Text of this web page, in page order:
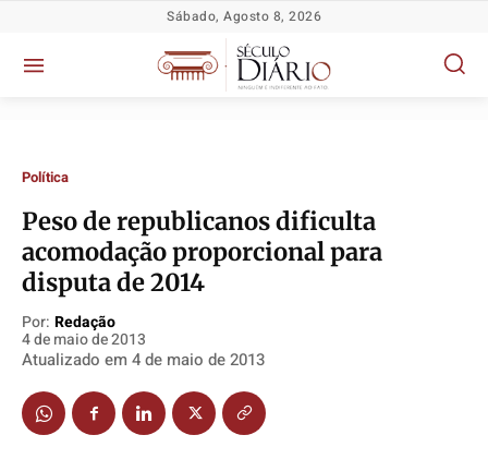
Política
Socioeconômicas
TV Século
Justiça
Educação
Segurança
Meio Ambiente
Política
Socioeconômicas
TV Século
Justiça
Educação
Segurança
Meio Ambiente
Política
Socioeconômicas
TV Século
Justiça
Educação
Segurança
Meio Ambiente
Política
Socioeconômicas
TV Século
Justiça
Educação
Segurança
Meio Ambiente
Sábado, Agosto 8, 2026
Política
Peso de republicanos dificulta
acomodação proporcional para
disputa de 2014
Por: Redação
4 de maio de 2013
Atualizado em 4 de maio de 2013